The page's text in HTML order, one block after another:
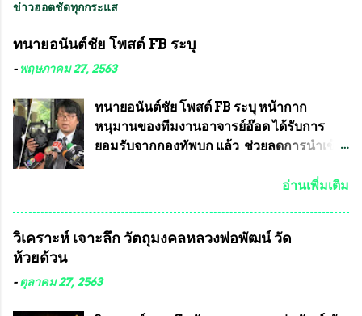
ข่าวฮอตชัดทุกกระแส
ทนายอนันต์ชัย โพสต์ FB ระบุ
- พฤษภาคม 27, 2563
ทนายอนันต์ชัย โพสต์ FB ระบุ หน้ากาก
หนุมานของทีมงานอาจารย์อ๊อด ได้รับการ
ยอมรับจากกองทัพบก แล้ว ช่วยลดการนำเข้า
เดช ทนายความชื่อดัง ได้โพสต์ข้อความใน
อาจารย์อ๊อด อาจารย์ประจำภาควิชาเคมี
มหาวิทยาลัยเกษตรศาสตร์ และทีมงานนักวิจัย
อ่านเพิ่มเติม
วิเคราะห์ เจาะลึก วัตถุมงคลหลวงพ่อพัฒน์ วัด
ห้วยด้วน
-ตุลาคม 27, 2563